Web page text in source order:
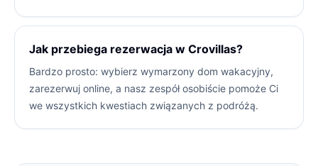
Jak przebiega rezerwacja w Crovillas?
Bardzo prosto: wybierz wymarzony dom wakacyjny,
zarezerwuj online, a nasz zespół osobiście pomoże Ci
we wszystkich kwestiach związanych z podróżą.